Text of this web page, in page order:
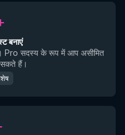
बनाएं
Pro सदस्य के रूप में आप असीमित
सकते हैं।